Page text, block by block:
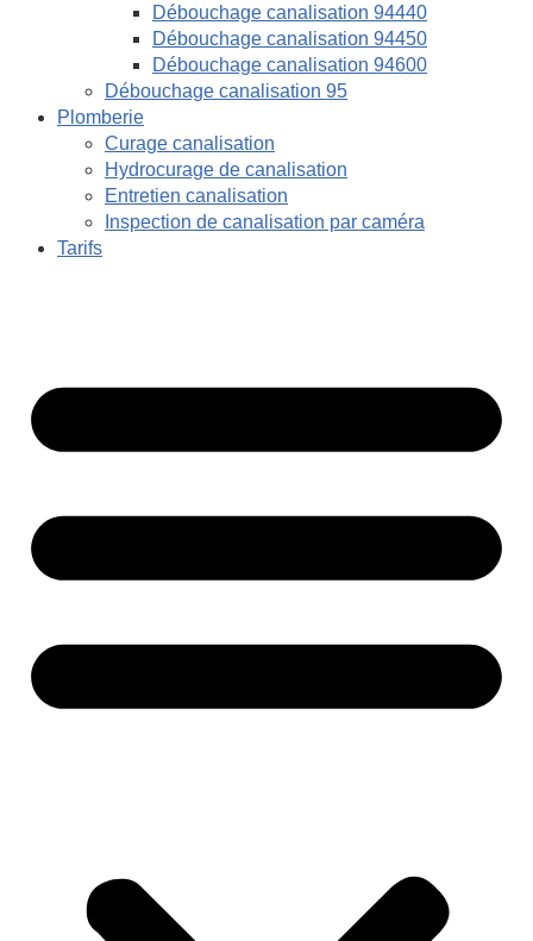
Débouchage canalisation 94440
Débouchage canalisation 94450
Débouchage canalisation 94600
Débouchage canalisation 95
Plomberie
Curage canalisation
Hydrocurage de canalisation
Entretien canalisation
Inspection de canalisation par caméra
Tarifs